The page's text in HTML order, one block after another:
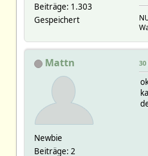
Beiträge: 1.303
Gespeichert
Mattn
Newbie
Beiträge: 2
30